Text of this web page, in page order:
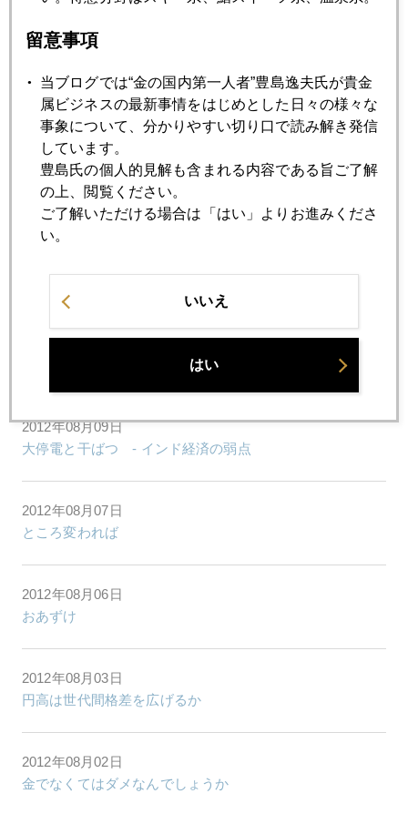
2012年08月24日
投資も結婚も長期保有！
2012年08月23日
FOMC声明の英文解釈講座
2012年08月22日
消費税増税で金が儲かるってホント？
2012年08月20日
中国、世界最大の金鉱会社一部買収へ動く
2012年08月09日
大停電と干ばつ - インド経済の弱点
2012年08月07日
ところ変われば
2012年08月06日
おあずけ
2012年08月03日
円高は世代間格差を広げるか
2012年08月02日
金でなくてはダメなんでしょうか
留意事項
当ブログでは“金の国内第一人者”豊島逸夫氏が貴金
属ビジネスの最新事情をはじめとした日々の様々な
事象について、分かりやすい切り口で読み解き発信
しています。
豊島氏の個人的見解も含まれる内容である旨ご了解
の上、閲覧ください。
ご了解いただける場合は「はい」よりお進みくださ
い。
いいえ
はい